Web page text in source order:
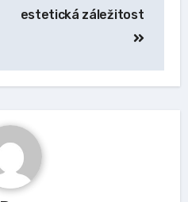
estetická záležitost